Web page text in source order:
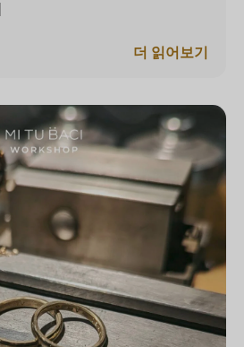
더 읽어보기